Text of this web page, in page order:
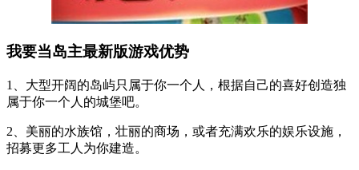
我要当岛主最新版游戏优势
1、大型开阔的岛屿只属于你一个人，根据自己的喜好创造独
属于你一个人的城堡吧。
2、美丽的水族馆，壮丽的商场，或者充满欢乐的娱乐设施，
招募更多工人为你建造。